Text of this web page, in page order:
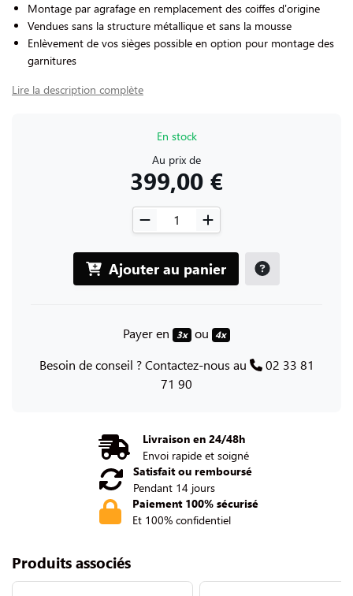
Montage par agrafage en remplacement des coiffes d'origine
Vendues sans la structure métallique et sans la mousse
Enlèvement de vos sièges possible en option pour montage des
garnitures
Lire la description complète
En stock
Au prix de
399,00 €
Ajouter au panier
Payer en 3x ou 4x
Besoin de conseil ? Contactez-nous au
02 33 81
71 90
Livraison en 24/48h
Envoi rapide et soigné
Satisfait ou remboursé
Pendant 14 jours
Paiement 100% sécurisé
Et 100% confidentiel
Produits associés